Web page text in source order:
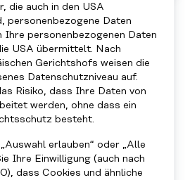
die auch in den USA
personenbezogene Daten
Ihre personenbezogenen Daten
USA übermittelt. Nach
Gerichtshofs weisen die
Datenschutzniveau auf.
Risiko, dass Ihre Daten von
werden, ohne dass ein
besteht.
erlauben“ oder „Alle
Ihre Einwilligung (auch nach
dass Cookies und ähnliche
meiner Daten
beabsichtigten Zwecks
ist gemäß Art. 4 Zi 11
Detaillierte
Sie in der Sindbad
*